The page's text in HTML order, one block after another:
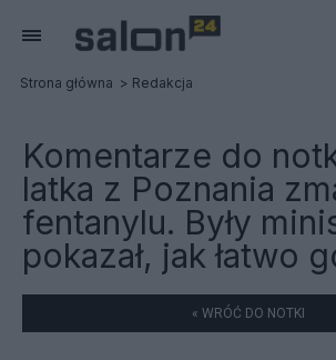
Strona główna Redakcja
Komentarze do
latka z Poznania
fentanylu. Były
pokazał, jak łatwo
« WRÓĆ DO NOTKI